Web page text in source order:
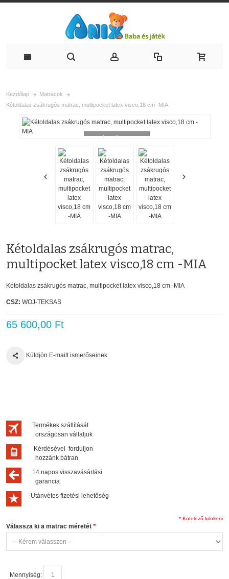
Kezdőlap
Matracok
Kétoldalas zsákrugós matrac, multipocket latex visco,18 cm -MIA
Loading...
Kétoldalas zsákrugós matrac,
multipocket latex visco,18 cm -MIA
Kétoldalas zsákrugós matrac, multipocket latex visco,18 cm -MIA
CSZ: WOJ-TEKSAS
65 600,00 Ft
Küldjön E-mailt ismerőseinek
Termékek szállítását
országosan vállaljuk
Kérdésével forduljon
hozzánk bátran
14 napos visszavásárlási
garancia
Utánvétes fizetési lehetőség
*
Válassza ki a matrac méretét
* Kötelező kitölteni
Mennyiség: